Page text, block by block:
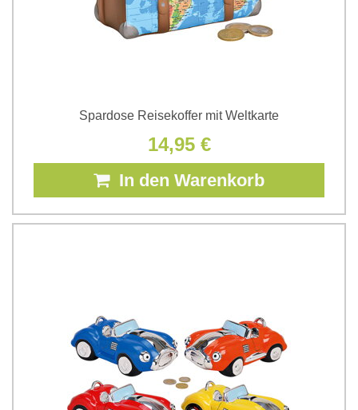
Spardose Reisekoffer mit Weltkarte
14,95 €
In den Warenkorb